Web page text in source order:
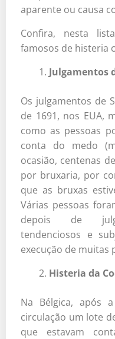
aparente ou causa
Confira, nesta
famosos de histeria
Julgamentos
Os julgamentos de
de 1691, nos EUA,
como as pessoas
conta do medo
ocasião, centenas
por bruxaria, por
que as bruxas
Várias pessoas
depois de
tendenciosos e
execução de muitas
Histeria da
Na Bélgica, após
circulação um lote
que estavam